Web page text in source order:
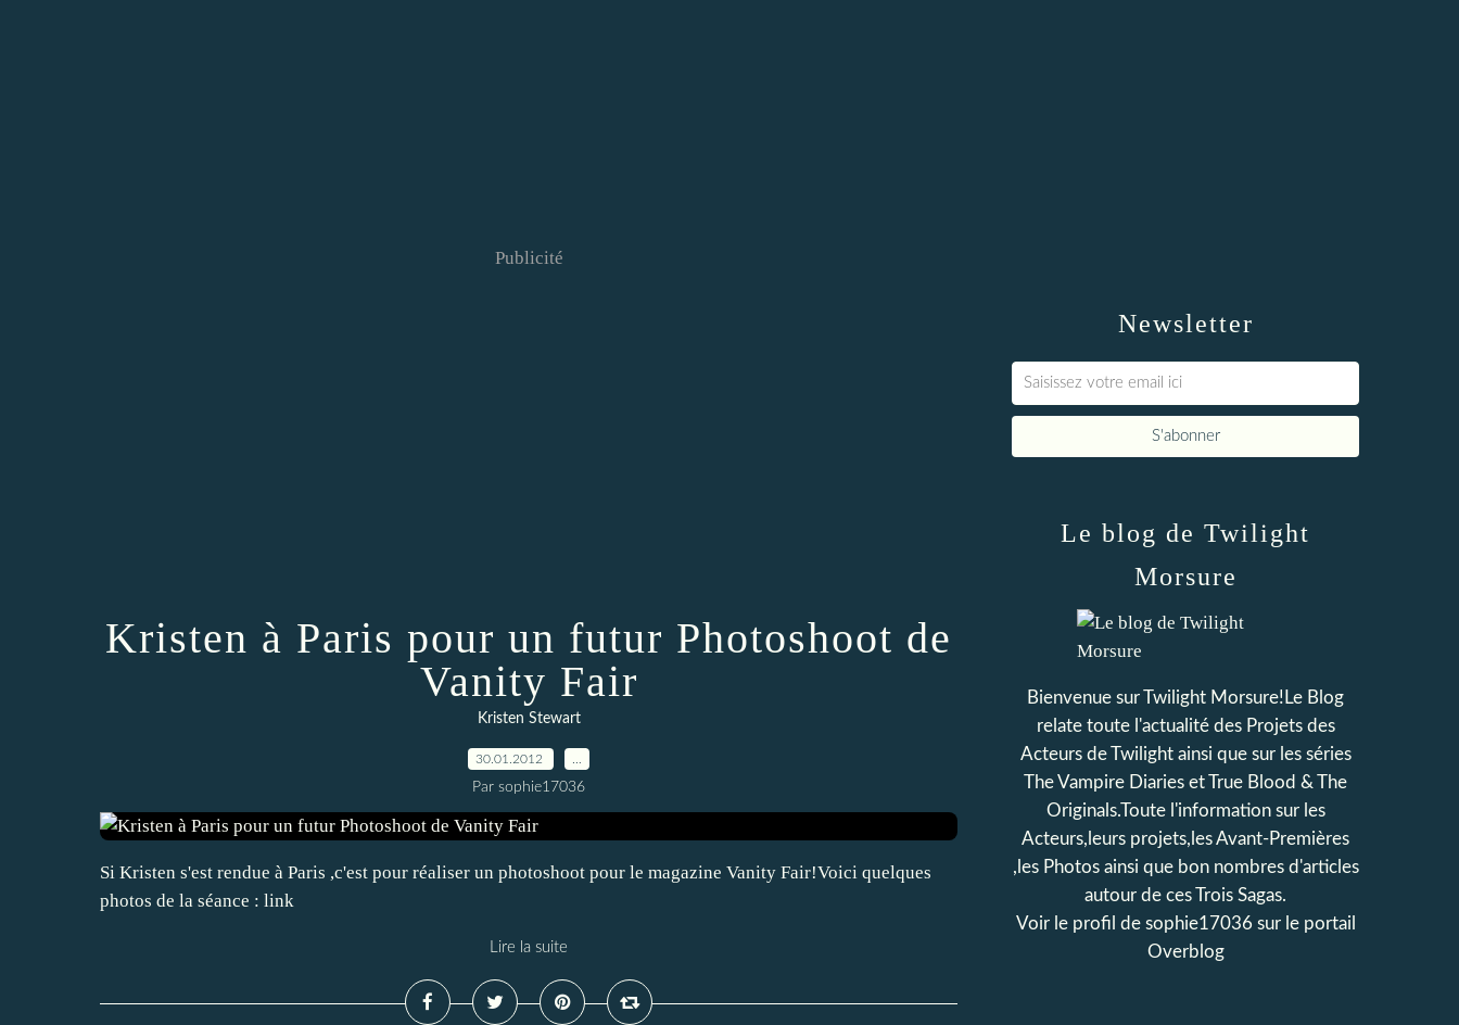
Publicité
Kristen à Paris pour un futur Photoshoot de
Vanity Fair
Kristen Stewart
30.01.2012
Par sophie17036
Si Kristen s'est rendue à Paris ,c'est pour réaliser un photoshoot pour le magazine Vanity Fair!Voici quelques
photos de la séance : link
Lire la suite
Newsletter
Le blog de Twilight
Morsure
Bienvenue sur Twilight Morsure!Le Blog
relate toute l'actualité des Projets des
Acteurs de Twilight ainsi que sur les séries
The Vampire Diaries et True Blood & The
Originals.Toute l'information sur les
Acteurs,leurs projets,les Avant-Premières
,les Photos ainsi que bon nombres d'articles
autour de ces Trois Sagas.
Voir le profil de sophie17036 sur le portail
Overblog